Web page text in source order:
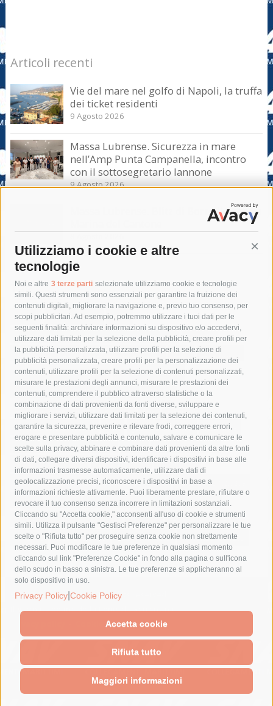
Utilizziamo i cookie e altre
tecnologie
Noi e altre 3 terze parti selezionate utilizziamo cookie e tecnologie
simili. Questi strumenti sono essenziali per garantire la fruizione dei
contenuti digitali, migliorare la navigazione e, previo tuo consenso, per
scopi pubblicitari. Ad esempio, potremmo utilizzare i tuoi dati per le
seguenti finalità: archiviare informazioni su dispositivo e/o accedervi,
utilizzare dati limitati per la selezione della pubblicità, creare profili per
la pubblicità personalizzata, utilizzare profili per la selezione di
pubblicità personalizzata, creare profili per la personalizzazione dei
contenuti, utilizzare profili per la selezione di contenuti personalizzati,
misurare le prestazioni degli annunci, misurare le prestazioni dei
contenuti, comprendere il pubblico attraverso statistiche o la
combinazione di dati provenienti da fonti diverse, sviluppare e
migliorare i servizi, utilizzare dati limitati per la selezione dei contenuti,
garantire la sicurezza, prevenire e rilevare frodi, correggere errori,
erogare e presentare pubblicità e contenuto, salvare e comunicare le
scelte sulla privacy, abbinare e combinare dati provenienti da altre fonti
di dati, collegare diversi dispositivi, identificare i dispositivi in base alle
informazioni trasmesse automaticamente, utilizzare dati di
geolocalizzazione precisi, riconoscere i dispositivi in base a
informazioni richieste attivamente. Puoi liberamente prestare, rifiutare o
revocare il tuo consenso senza incorrere in limitazioni sostanziali.
Cliccando su "Accetta cookie," acconsenti all'uso di cookie e strumenti
simili. Utilizza il pulsante "Gestisci Preferenze" per personalizzare le tue
scelte o "Rifiuta tutto" per proseguire senza cookie non strettamente
necessari. Puoi modificare le tue preferenze in qualsiasi momento
cliccando sul link "Preferenze Cookie" in fondo alla pagina o sull'icona
dello scudo in basso a sinistra. Le tue preferenze si applicheranno al
solo dispositivo in uso.
Privacy Policy Cookie Policy
Accetta cookie
Rifiuta tutto
Maggiori informazioni
Articoli recenti
Vie del mare nel golfo di Napoli, la truffa
dei ticket residenti
9 Agosto 2026
Massa Lubrense. Sicurezza in mare
nell’Amp Punta Campanella, incontro
con il sottosegretario Iannone
9 Agosto 2026
Massa Lubrense. Blitz di Borrelli anche a
Tag
acqua allerta meteo
anas
area marina protetta di punta campanella
arresto
Asl Napoli 3 sud
capitaneria di porto capri
carabinieri
castellammare di stabia
circumvesuviana
comune di sorrento
concerto
contagi
costiera amalfitana
covid-19 eav
elezioni
fondazione sorrento
gori guardia costiera
incidente
lavori
lorenzo balducelli mare
massa lubrense
massimo coppola
Meta napoli
ordinanza
penisola sorrentina
piano di sorrento
polizia municipale
protezione civile
Regione Campania
sant'agnello
sindaco cuomo
sorrento studenti temporali
treni
turismo
Vico Equense villa fiorentino vincenzo de luca
© 2015 SorrentoPress. All rights reserved.
Il giornale online della Penisola Sorrentina
Cookie Policy